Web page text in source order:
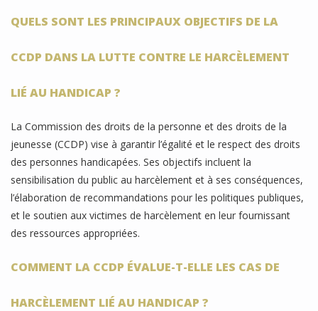
QUELS SONT LES PRINCIPAUX OBJECTIFS DE LA
CCDP DANS LA LUTTE CONTRE LE HARCÈLEMENT
LIÉ AU HANDICAP ?
La Commission des droits de la personne et des droits de la
jeunesse (CCDP) vise à garantir l’égalité et le respect des droits
des personnes handicapées. Ses objectifs incluent la
sensibilisation du public au harcèlement et à ses conséquences,
l’élaboration de recommandations pour les politiques publiques,
et le soutien aux victimes de harcèlement en leur fournissant
des ressources appropriées.
COMMENT LA CCDP ÉVALUE-T-ELLE LES CAS DE
HARCÈLEMENT LIÉ AU HANDICAP ?